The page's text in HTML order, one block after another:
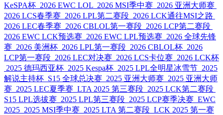
KeSPA杯 2026 EWC LOL 2026 MSI季中赛 2026 亚洲大师赛
2026 LCS春季赛 2026 LPL第二赛段 2026 LCK通往MSI之路
2026 LEC春季赛 2026 CBLOL第一赛段 2026 LCP第二赛段
2026 EWC LCK预选赛 2026 EWC LPL预选赛 2026 全球先锋
赛 2026 美洲杯 2026 LPL第一赛段 2026 CBLOL杯 2026
LCP第一赛段 2026 LEC对决赛 2026 LCS卡位赛 2026 LCK杯
2025 德玛西亚杯 2025 Kespa杯 2025 LPL全明星冰雪节 2025
解说主持杯 S15 全球总决赛 2025 亚洲大师赛 2025 亚洲大师
赛 2025 LEC夏季赛 LTA 2025 第三赛段 2025 LCK第二赛段
S15 LPL选拔赛 2025 LPL第三赛段 2025 LCP赛季决赛 EWC
2025 2025 MSI季中赛 2025 LTA 第二赛段 LCK 2025 第一赛